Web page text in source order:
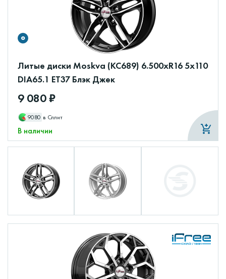
Литые диски Moskva (КС689) 6.500xR16 5x110
DIA65.1 ET37 Блэк Джек
9 080 ₽
9080 в Сплит
В наличии